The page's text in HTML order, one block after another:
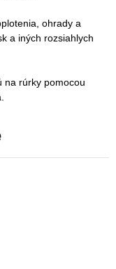
ohrady a
a iných rozsiahlych
na rúrky pomocou